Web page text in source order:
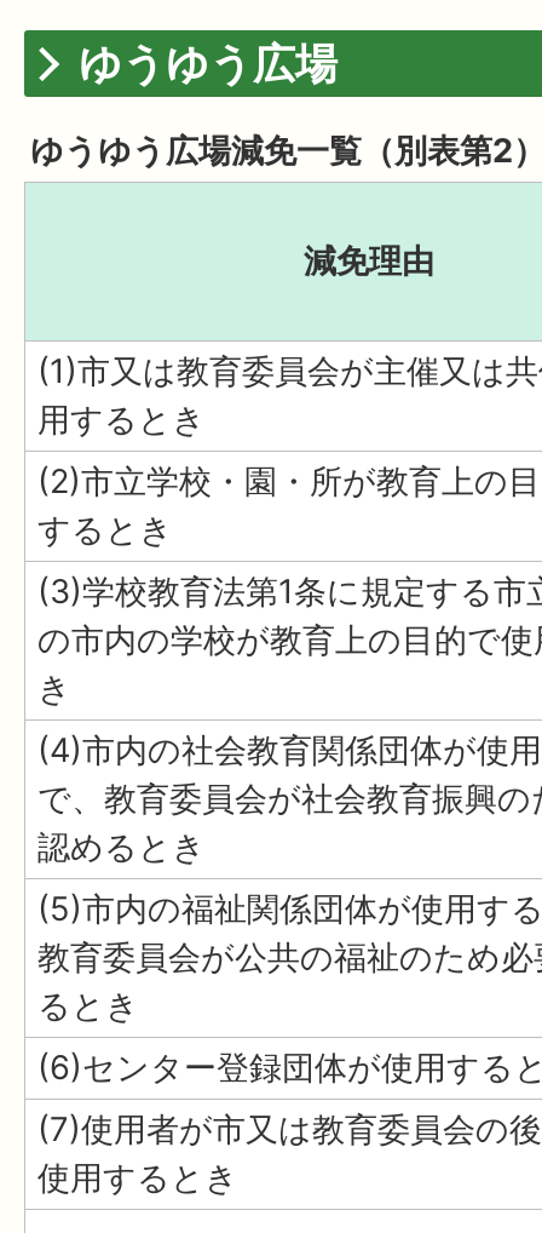
ゆうゆう広場
ゆうゆう広場減免一覧（別表第2
減免理由
(1)市又は教育委員会が主催又は
用するとき
(2)市立学校・園・所が教育上の
するとき
(3)学校教育法第1条に規定する市
の市内の学校が教育上の目的で
き
(4)市内の社会教育関係団体が使
で、教育委員会が社会教育振興
認めるとき
(5)市内の福祉関係団体が使用す
教育委員会が公共の福祉のため
るとき
(6)センター登録団体が使用する
(7)使用者が市又は教育委員会の
使用するとき